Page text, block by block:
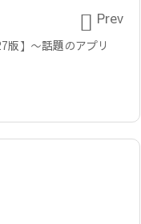
】〜話題のアプリ
 Prev